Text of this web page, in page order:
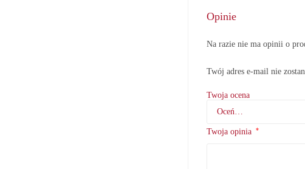
Opinie
Na razie nie ma opinii o
Twój adres e-mail nie
Twoja ocena
Twoja opinia *